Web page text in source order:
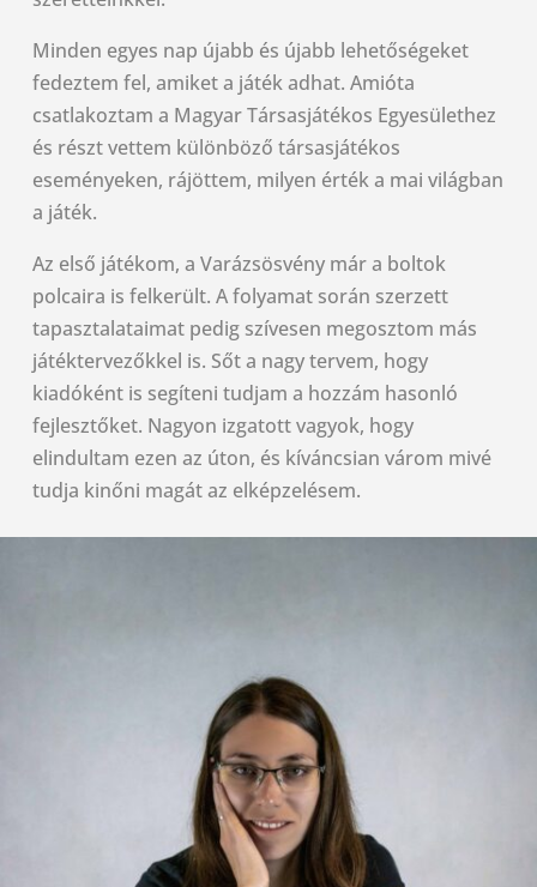
Minden egyes nap újabb és újabb lehetőségeket
fedeztem fel, amiket a játék adhat. Amióta
csatlakoztam a Magyar Társasjátékos Egyesülethez
és részt vettem különböző társasjátékos
eseményeken, rájöttem, milyen érték a mai világban
a játék.
Az első játékom, a Varázsösvény már a boltok
polcaira is felkerült. A folyamat során szerzett
tapasztalataimat pedig szívesen megosztom más
játéktervezőkkel is. Sőt a nagy tervem, hogy
kiadóként is segíteni tudjam a hozzám hasonló
fejlesztőket. Nagyon izgatott vagyok, hogy
elindultam ezen az úton, és kíváncsian várom mivé
tudja kinőni magát az elképzelésem.